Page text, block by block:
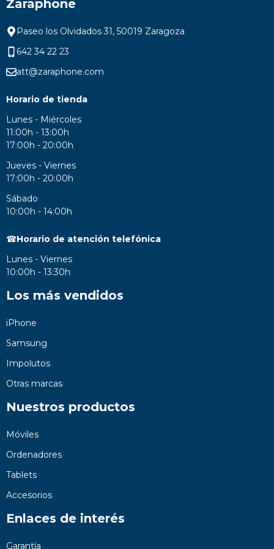
Zaraphone
Paseo los Olvidados 31, 50019 Zaragoza
642 34 22 23
att@zaraphone.com
Horario de tienda
Lunes - Miércoles
11:00h - 13:00h
17:00h - 20:00h
Jueves - Viernes
17:00h - 20:00h
Sábado
10:00h - 14:00h
☎Horario de atención telefónica
Lunes - Viernes
10:00h - 13:30h
Los más vendidos
iPhone
Samsung
Impolutos
Otras marcas
Nuestros productos
Móviles
Ordenadores
Tablets
Accesorios
Enlaces de interés
Garantía